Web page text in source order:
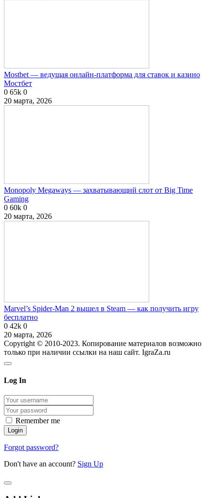
Mostbet — ведущая онлайн-платформа для ставок и казино
Мостбет
0 65k 0
20 марта, 2026
Monopoly Megaways — захватывающий слот от Big Time
Gaming
0 60k 0
20 марта, 2026
Marvel’s Spider-Man 2 вышел в Steam — как получить игру
бесплатно
0 42k 0
20 марта, 2026
Copyright © 2010-2023. Копирование материалов возможно
только при наличии ссылки на наш сайт. IgraZa.ru
Log In
Remember me
Forgot password?
Don't have an account? Sign Up